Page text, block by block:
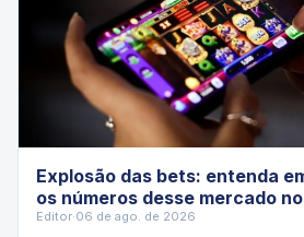
Explosão das bets: entenda
os números desse mercado
Editor·06 de ago. de 2026